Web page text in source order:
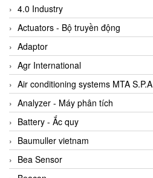
4B VietNam Vietnam
ABB Vietnam
AC Infinity Vietnam
AC&E Telecommunications
AC&T Vietnam
Accepta Vietnam
ACCUMAC Vietnam
AccuWeb Vietnam
Acey
4.0 Industry
Actuators - Bộ truyền động
Adaptor
Agr International
Air conditioning systems MTA S.P.A
Analyzer - Máy phân tích
Battery - Ắc quy
Baumuller vietnam
Bea Sensor